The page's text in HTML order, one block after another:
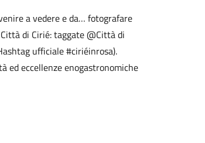
a vedere e da… fotografare
di Cirié: taggate @Città di
ufficiale #ciriéinrosa).
ed eccellenze enogastronomiche